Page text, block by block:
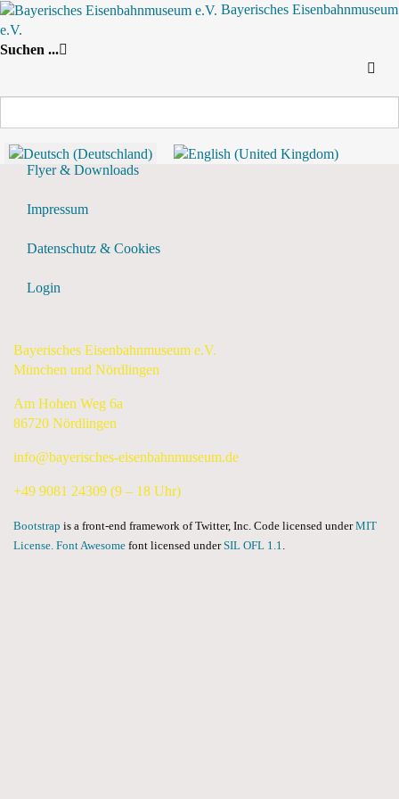
Bayerisches Eisenbahnmuseum
e.V.
Suchen ...Nach Jahr
Flyer & Downloads
Impressum
Datenschutz & Cookies
Login
Bayerisches Eisenbahnmuseum e.V.
München und Nördlingen
Am Hohen Weg 6a
86720 Nördlingen
info@bayerisches-eisenbahnmuseum.de
+49 9081 24309 (9 – 18 Uhr)
Bootstrap is a front-end framework of Twitter, Inc. Code licensed underMIT
License. Font Awesome font licensed underSIL OFL 1.1.